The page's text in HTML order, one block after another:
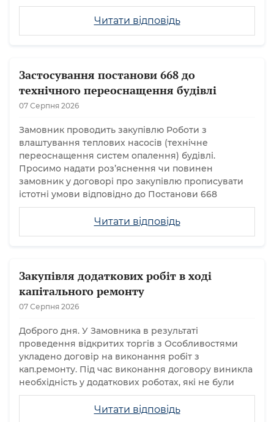
Читати відповідь
Застосування постанови 668 до
технічного переоснащення будівлі
07 Серпня 2026
Читати відповідь
Замовник проводить закупівлю Роботи з
влаштування теплових насосів (технічне
переоснащення систем опалення) будівлі.
Просимо надати розʼяснення чи повинен
замовник у договорі про закупівлю прописувати
істотні умови відповідно до Постанови 668
Закупівля додаткових робіт в ході
капітального ремонту
07 Серпня 2026
Читати відповідь
Доброго дня. У Замовника в результаті
проведення відкритих торгів з Особливостями
укладено договір на виконання робіт з
кап.ремонту. Під час виконання договору виникла
необхідність у додаткових роботах, які не були